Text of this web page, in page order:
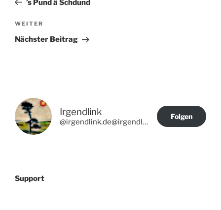
’s Pund ä Schdund
Nächster
Beitrag
WEITER
Nächster Beitrag
Irgendlink
@irgendlink.de@irgendlink.de
Folgen
Support